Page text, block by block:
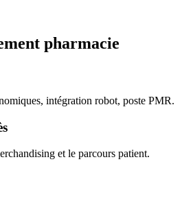
pharmacie
intégration robot, poste PMR.
et le parcours patient.